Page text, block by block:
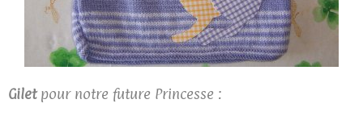
Giletpour notre future Princesse :